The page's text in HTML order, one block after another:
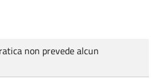
non prevede alcun